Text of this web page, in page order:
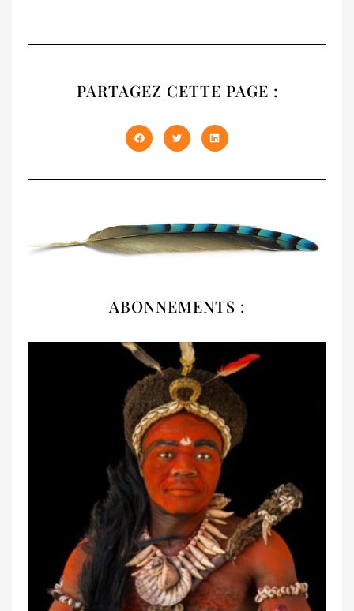
RECUEIL
premiers numéros épuisés de NATIVES en
un seul volume de 408 pages. À offrir et à
s'offrir !
PARTAGEZ CETTE PAGE :
ABONNEMENTS :